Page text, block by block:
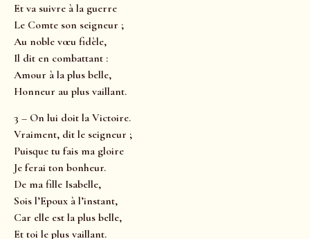
Et va suivre à la guerre
Le Comte son seigneur ;
Au noble vœu fidèle,
Il dit en combattant :
Amour à la plus belle,
Honneur au plus vaillant.
3 – On lui doit la Victoire.
Vraiment, dit le seigneur ;
Puisque tu fais ma gloire
Je ferai ton bonheur.
De ma fille Isabelle,
Sois l’Epoux à l’instant,
Car elle est la plus belle,
Et toi le plus vaillant.